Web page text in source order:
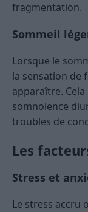
fragmentation.
Sommeil
Lorsque le
la sensation de
apparaître.
somnolence
troubles de
Les
Stress et
Le stress accru